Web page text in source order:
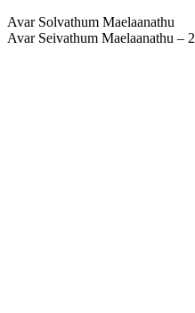
Avar Solvathum Maelaanathu
Avar Seivathum Maelaanathu – 2